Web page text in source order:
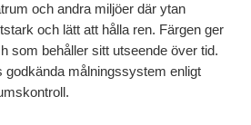
och andra miljöer där ytan
och lätt att hålla ren. Färgen ger
som behåller sitt utseende över tid.
godkända målningssystem enligt